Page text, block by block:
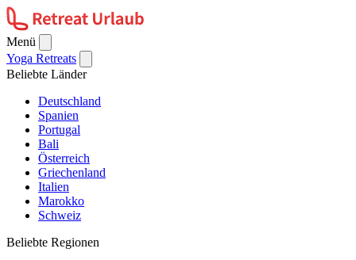
Menü
Yoga Retreats
Beliebte Länder
Deutschland
Spanien
Portugal
Bali
Österreich
Griechenland
Italien
Marokko
Schweiz
Beliebte Regionen